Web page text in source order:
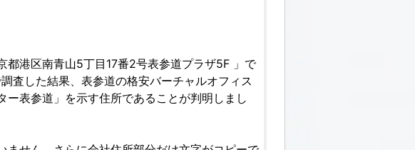
都港区南青山5丁目17番2号表参道プラザ5F 」で
査した結果、表参道の格安バーチャルオフィス
ー表参道」を示す住所であることが判明しまし